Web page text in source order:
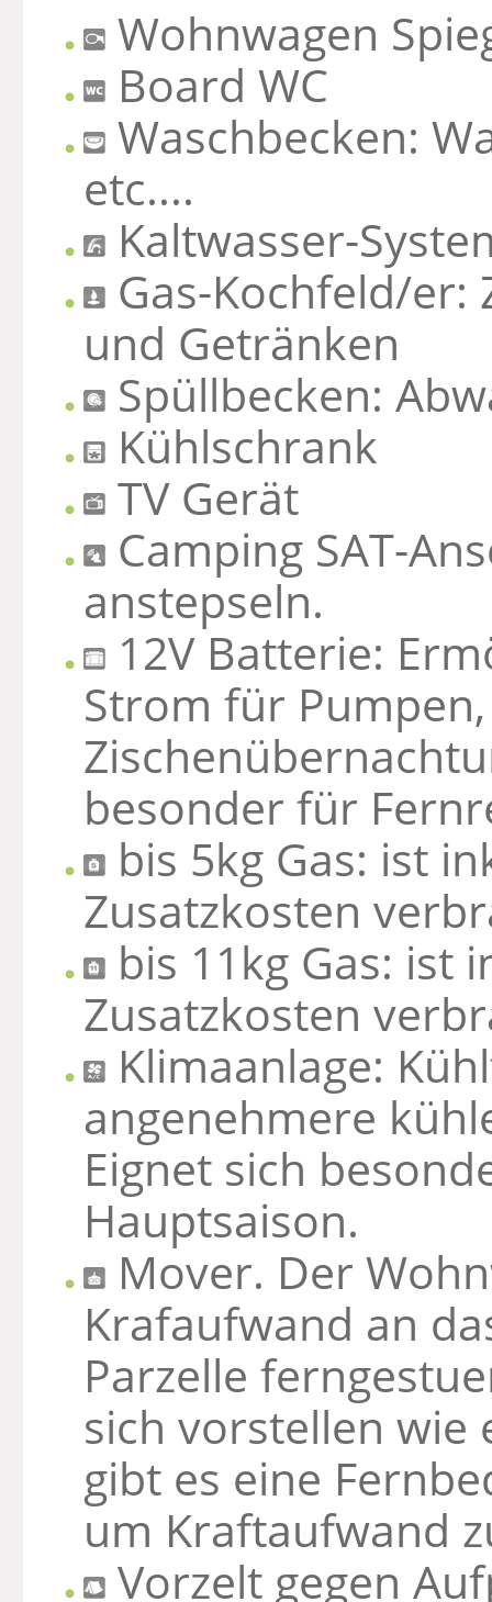
Wohnwagen
Board WC
Waschbecken:
etc....
Kaltwasser-
Gas-Kochfeld/
und Getränken
Spüllbecken:
Kühlschrank
TV Gerät
Camping SAT-
anstepseln.
12V Batterie:
Strom für
besonder für
bis 5kg Gas: ist
Zusatzkosten
bis 11kg Gas: ist
Zusatzkosten
Klimaanlage:
angenehmere
Eignet sich
Hauptsaison.
Mover. Der
Krafaufwand an
Parzelle
sich vorstellen wie
gibt es eine
um Kraftaufwand
Vorzelt gegen